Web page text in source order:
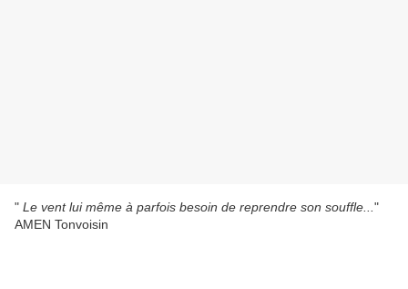
" Le vent lui même à parfois besoin de reprendre son souffle... "
AMEN Tonvoisin